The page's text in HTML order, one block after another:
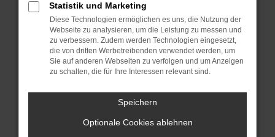
Sicherheitsrisiko, sondern kann auch dazu führen,
dass bestimmte Funktionen nicht mehr
unterstützt werden.
Wende dich an den Webseitenbetreiber.
Wenn du alle oben genannten Schritte versucht
hast, kontaktiere uns bitte. Wir werden versuchen,
das Problem zu beheben. Du kannst uns diesen
Text schicken, um uns bei der Fehlersuche zu
unterstützen:
Statistik und Marketing
Diese Technologien ermöglichen es uns, die Nutzung der
Webseite zu analysieren, um die Leistung zu messen und
zu verbessern. Zudem werden Technologien eingesetzt,
die von dritten Werbetreibenden verwendet werden, um
Sie auf anderen Webseiten zu verfolgen und um Anzeigen
zu schalten, die für Ihre Interessen relevant sind.
Speichern
Optionale Cookies ablehnen